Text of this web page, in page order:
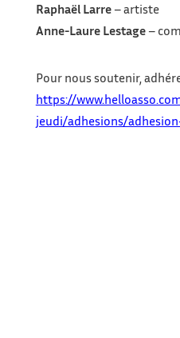
Raphaël Larre – artiste
Anne-Laure Lestage –
Pour nous soutenir,
https://
jeudi/adhesions/